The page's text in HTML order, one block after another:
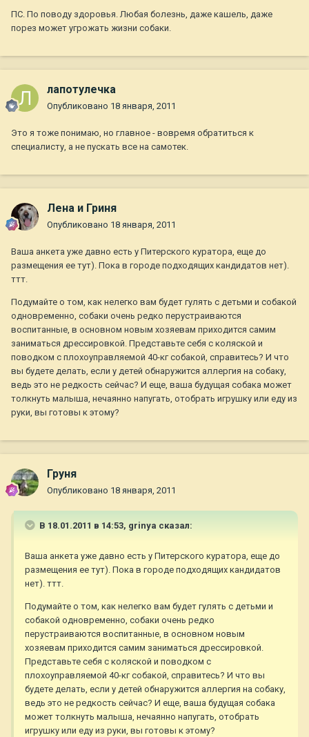
ПС. По поводу здоровья. Любая болезнь, даже кашель, даже
порез может угрожать жизни собаки.
лапотулечка
Опубликовано 18 января, 2011
Это я тоже понимаю, но главное - вовремя обратиться к
специалисту, а не пускать все на самотек.
Лена и Гриня
Опубликовано 18 января, 2011
Ваша анкета уже давно есть у Питерского куратора, еще до
размещения ее тут). Пока в городе подходящих кандидатов нет).
ттт.
Подумайте о том, как нелегко вам будет гулять с детьми и собакой
одновременно, собаки очень редко перустраиваются
воспитанные, в основном новым хозяевам приходится самим
заниматься дрессировкой. Представьте себя с коляской и
поводком с плохоуправляемой 40-кг собакой, справитесь? И что
вы будете делать, если у детей обнаружится аллергия на собаку,
ведь это не редкость сейчас? И еще, ваша будущая собака может
толкнуть малыша, нечаянно напугать, отобрать игрушку или еду из
руки, вы готовы к этому?
Груня
Опубликовано 18 января, 2011
В 18.01.2011 в 14:53, grinya сказал:
Ваша анкета уже давно есть у Питерского куратора, еще до
размещения ее тут). Пока в городе подходящих кандидатов
нет). ттт.
Подумайте о том, как нелегко вам будет гулять с детьми и
собакой одновременно, собаки очень редко
перустраиваются воспитанные, в основном новым
хозяевам приходится самим заниматься дрессировкой.
Представьте себя с коляской и поводком с
плохоуправляемой 40-кг собакой, справитесь? И что вы
будете делать, если у детей обнаружится аллергия на собаку,
ведь это не редкость сейчас? И еще, ваша будущая собака
может толкнуть малыша, нечаянно напугать, отобрать
игрушку или еду из руки, вы готовы к этому?